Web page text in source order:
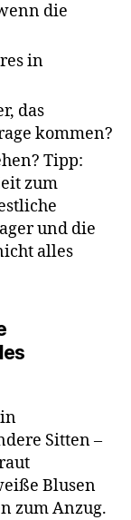
die
in
das
kommen?
Tipp:
zum
und die
alles
Sitten –
Blusen
zum Anzug.